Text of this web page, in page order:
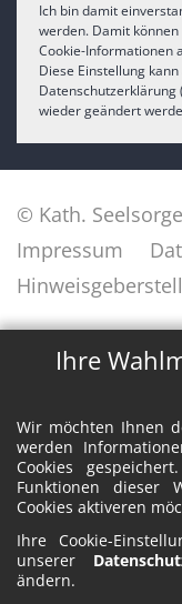
Ihre
Wir möchten Ihnen
werden
Cookies
Funktionen dieser
Cookies aktiveren
Ihre Cookie-
unserer
ändern.
Ich bin damit
werden. Damit
Cookie-Informationen
Diese Einstellung
Datenschutzerklärung
wieder geändert
© Kath.
Impressum